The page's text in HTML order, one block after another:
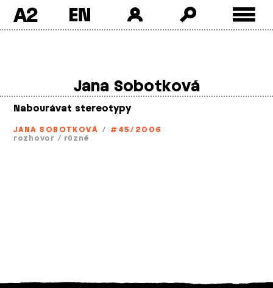
A2
Jana Sobotková
Nabourávat stereotypy
JANA SOBOTKOVÁ / #45/2006
rozhovor / různé